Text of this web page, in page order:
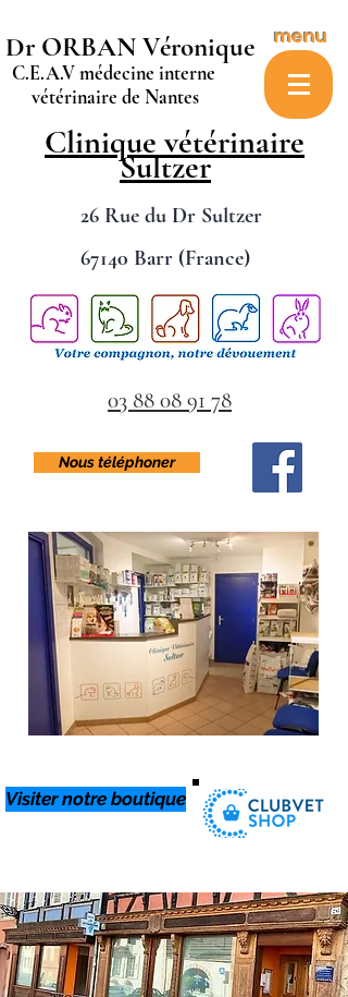
menu
Dr ORBAN Véronique
C.E.A.V médecine interne
vétérinaire de Nantes
Clinique vétérinaire
Sultzer
26 Rue du Dr Sultzer
67140 Barr (France)
03 88 08 91 78
Nous téléphoner
Visiter notre boutique